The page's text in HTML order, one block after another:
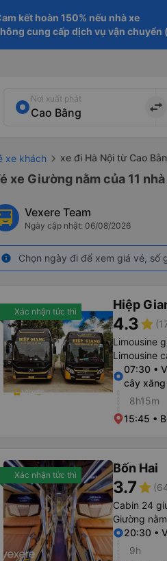
kết hoàn 150% nếu nhà xe
cung cấp dịch vụ vận chuyển
Nơi xuất phát
import_export
xe khách xe đi Hà Nội từ Cao
xe Giường nằm của 11
Vexere Team
Ngày cập nhật: 06/08/2026
info Chọn ngày đi để xem giá vé, số
Xác nhận tức thì Hiệp
4.3star
Limousine
Limousine
07:30 •
cây
8h15m
15:45 •
Xác nhận tức thì Bốn Hai
3.7star
Cabin 24
Giường
20:30 •
9h